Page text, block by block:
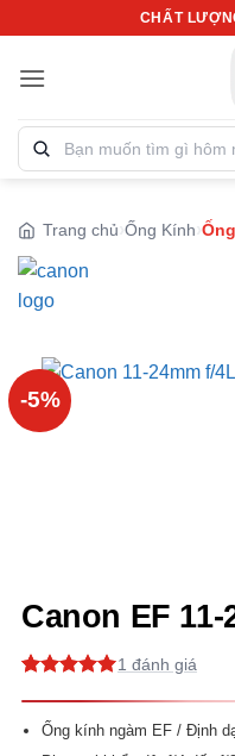
nội
CHẤT
Tìm
kiếm
phẩm:
Trang chủ Ống Kính
-5%
Canon EF 11-
đánh giá
1
Ống kính ngàm EF / Định